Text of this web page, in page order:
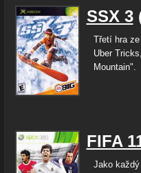
SSX 3
Třetí hra
Uber
Mountain".
FIFA
Jako